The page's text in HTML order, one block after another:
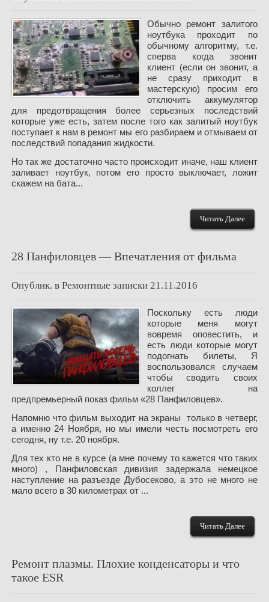
Обычно ремонт залитого
ноутбука проходит по
обычному алгоритму, т.е.
сперва когда звонит
клиент (если он звонит, а
не сразу приходит в
мастерскую) просим его
отключить аккумулятор
для предотвращения более серьезных последствий
которые уже есть, затем после того как залитый ноутбук
поступает к нам в ремонт мы его разбираем и отмываем от
последствий попадания жидкости.
Но так же достаточно часто происходит иначе, наш клиент
заливает ноутбук, потом его просто выключает, ложит
скажем на бата...
Читать Далее
28 Панфиловцев — Впечатления от фильма
Опублик. в Ремонтные записки 21.11.2016
Поскольку есть люди
которые меня могут
вовремя оповестить, и
есть люди которые могут
подогнать билеты, Я
воспользовался случаем
чтобы сводить своих
коллег на
предпремьерный показ фильм «28 Панфиловцев».
Напомню что фильм выходит на экраны только в четверг,
а именно 24 Ноября, но мы имели честь посмотреть его
сегодня, ну т.е. 20 ноября.
Для тех кто не в курсе (а мне почему то кажется что таких
много) , Панфиловская дивизия задержала немецкое
наступление на разъезде Дубосеково, а это не много не
мало всего в 30 километрах от ...
Читать Далее
Ремонт плазмы. Плохие конденсаторы и что
такое ESR